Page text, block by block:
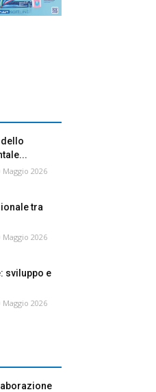
dello
Maggio 2026
tra
Maggio 2026
sviluppo e
Maggio 2026